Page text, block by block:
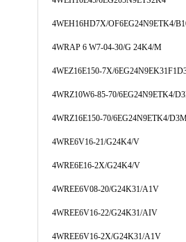
4WEH16HD7X/OF6EG24N9ETK4/
4WRAP 6 W7-04-30/G 24K4/M
4WEZ16E150-7X/
4WRZ10W6-85-70/6EG24N9ETK4/
4WRZ16E150-70/6EG24N9ETK4/
4WRE6V16-21/G24K4/V
4WRE6E16-2X/G24K4/V
4WREE6V08-20/G24K31/A1V
4WREE6V16-22/G24K31/AIV
4WREE6V16-2X/G24K31/A1V